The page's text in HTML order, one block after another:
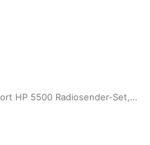
CB PNI Escort HP 5500 Radiosender-Set, 4 W, 12 V/24 V, ASQ und PNI Extra 40 CB-Antenne, SWR 1,0, Glasfaser, mit Magnet